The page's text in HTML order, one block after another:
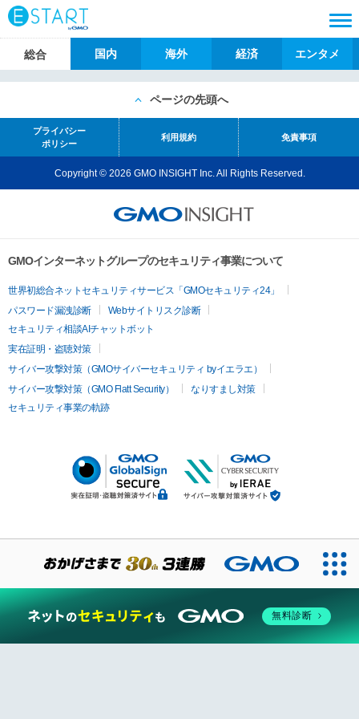
総合 国内 海外 経済 エンタメ
ページの先頭へ
プライバシー
ポリシー
利用規約 免責事項
Copyright © 2026 GMO INSIGHT Inc. All Rights Reserved.
GMOインターネットグループのセキュリティ事業について
世界初総合ネットセキュリティサービス「GMOセキュリティ24」
パスワード漏洩診断
Webサイトリスク診断
セキュリティ相談AIチャットボット
実在証明・盗聴対策
サイバー攻撃対策（GMOサイバーセキュリティ byイエラエ）
サイバー攻撃対策（GMO Flatt Security）
なりすまし対策
セキュリティ事業の軌跡
無料診断